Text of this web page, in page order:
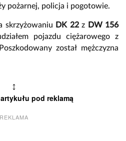
pożarnej, policja i pogotowie.
skrzyżowaniu DK 22z DW 156
pojazdu ciężarowego z
został mężczyzna
↕
pod reklamą
REKLAMA